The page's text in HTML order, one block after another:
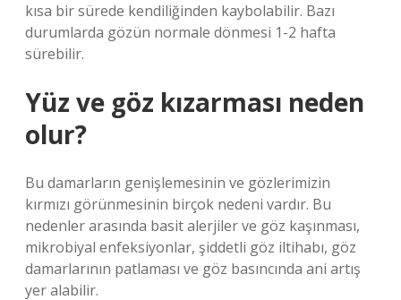
kısa bir sürede kendiliğinden kaybolabilir. Bazı
durumlarda gözün normale dönmesi 1-2 hafta
sürebilir.
Yüz ve göz kızarması neden
olur?
Bu damarların genişlemesinin ve gözlerimizin
kırmızı görünmesinin birçok nedeni vardır. Bu
nedenler arasında basit alerjiler ve göz kaşınması,
mikrobiyal enfeksiyonlar, şiddetli göz iltihabı, göz
damarlarının patlaması ve göz basıncında ani artış
yer alabilir.